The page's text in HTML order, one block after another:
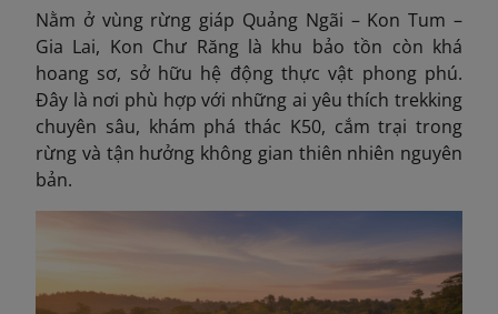
Nằm ở vùng rừng giáp Quảng Ngãi – Kon Tum –
Gia Lai, Kon Chư Răng là khu bảo tồn còn khá
hoang sơ, sở hữu hệ động thực vật phong phú.
Đây là nơi phù hợp với những ai yêu thích trekking
chuyên sâu, khám phá thác K50, cắm trại trong
rừng và tận hưởng không gian thiên nhiên nguyên
bản.